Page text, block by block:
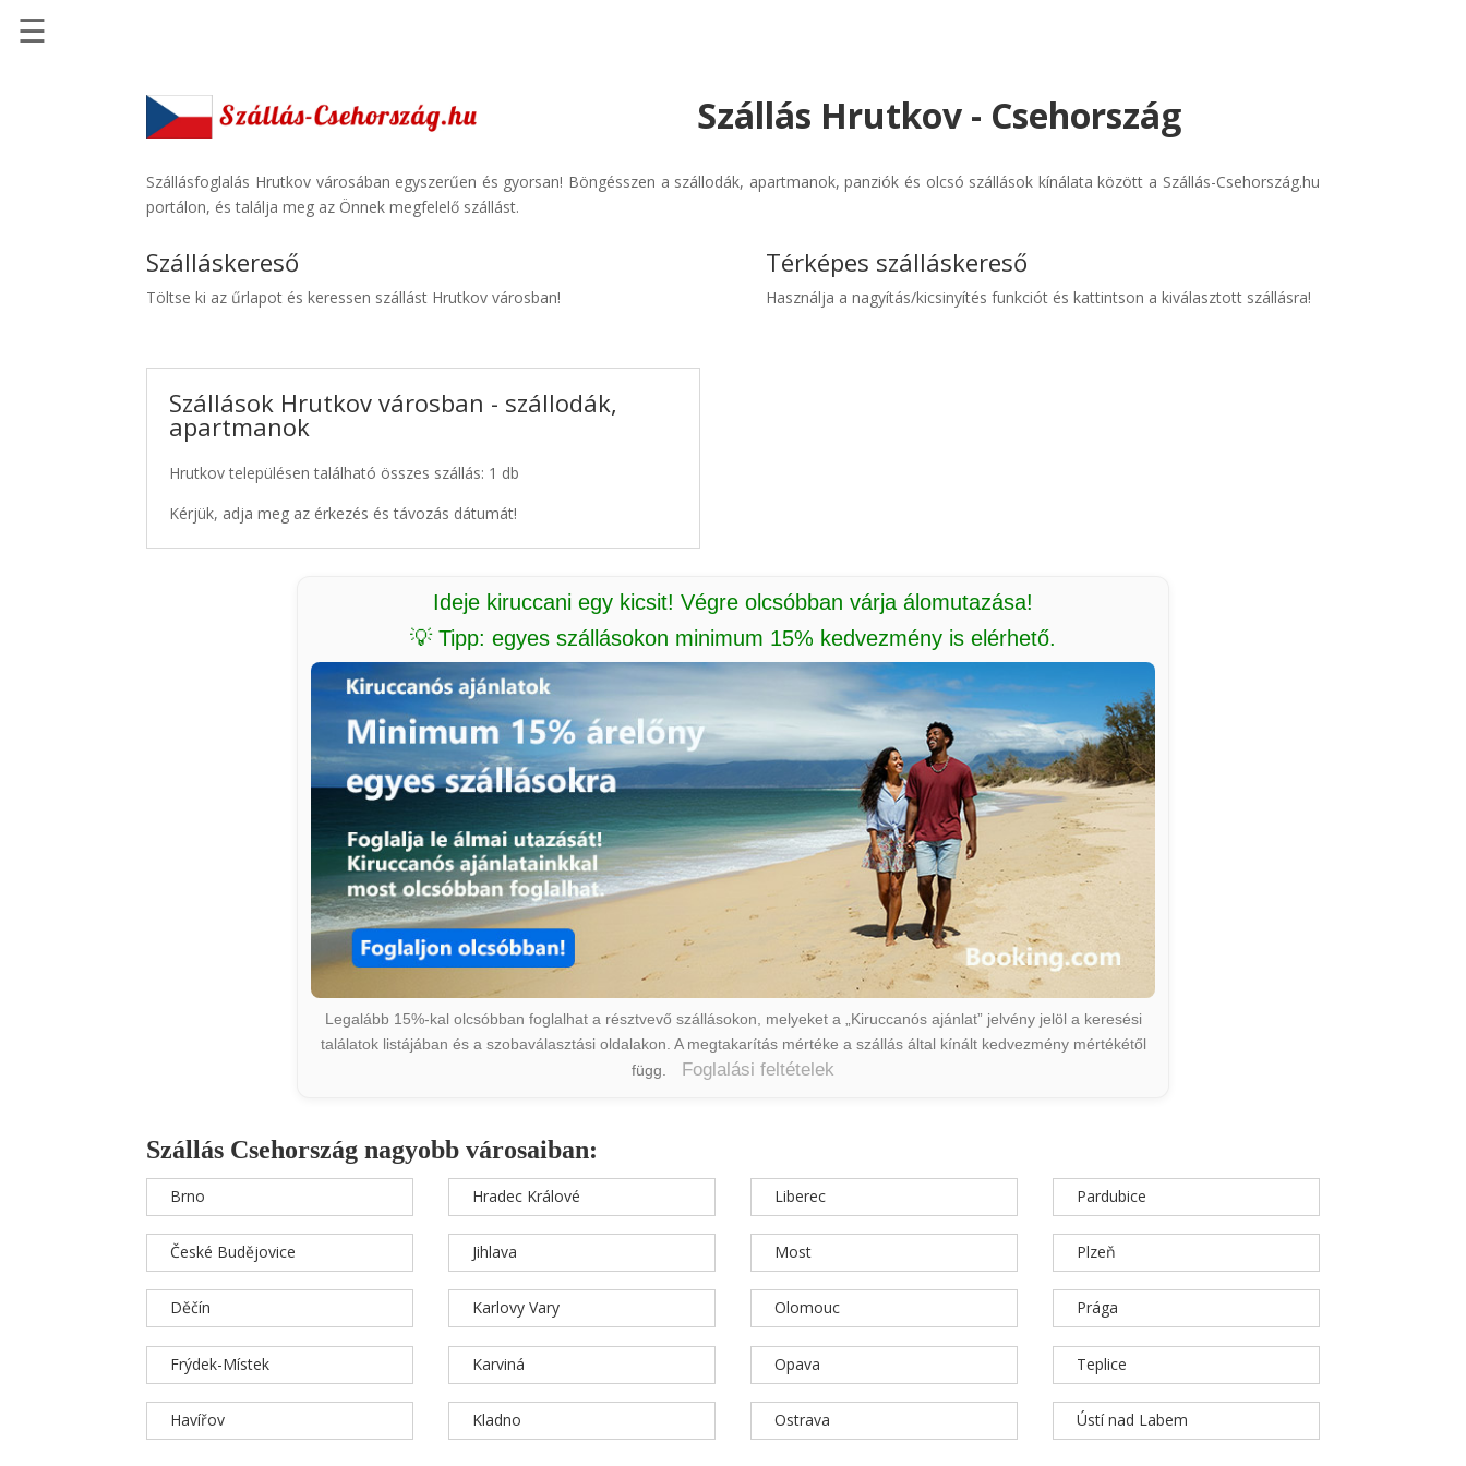
Szállásinfo.eu
Repülőjegy
pénzvisszatérítéssel
Autóbérlés
☰
Szállás Hrutkov - Csehország
Szállásfoglalás Hrutkov városában egyszerűen és gyorsan! Böngésszen a szállodák, apartmanok, panziók és olcsó szállások kínálata között a Szállás-Csehország.hu
portálon, és találja meg az Önnek megfelelő szállást.
Szálláskereső
Töltse ki az űrlapot és keressen szállást Hrutkov városban!
Szállások Hrutkov városban - szállodák,
apartmanok
Hrutkov településen található összes szállás: 1 db
Kérjük, adja meg az érkezés és távozás dátumát!
Térképes szálláskereső
Használja a nagyítás/kicsinyítés funkciót és kattintson a kiválasztott szállásra!
Ideje kiruccani egy kicsit! Végre olcsóbban várja álomutazása!
💡 Tipp: egyes szállásokon minimum 15% kedvezmény is elérhető.
Legalább 15%-kal olcsóbban foglalhat a résztvevő szállásokon, melyeket a „Kiruccanós ajánlat” jelvény jelöl a keresési
találatok listájában és a szobaválasztási oldalakon. A megtakarítás mértéke a szállás által kínált kedvezmény mértékétől
függ.
Foglalási feltételek
Szállás Csehország nagyobb városaiban:
Brno
České Budějovice
Děčín
Frýdek-Místek
Havířov
Hradec Králové
Jihlava
Karlovy Vary
Karviná
Kladno
Liberec
Most
Olomouc
Opava
Ostrava
Pardubice
Plzeň
Prága
Teplice
Ústí nad Labem